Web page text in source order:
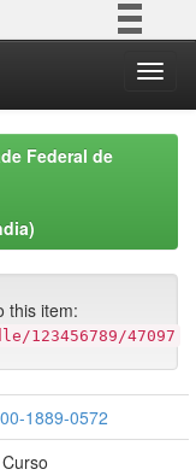
Participe
à informação
Canais
Federal de
this item:
47097
1889-0572